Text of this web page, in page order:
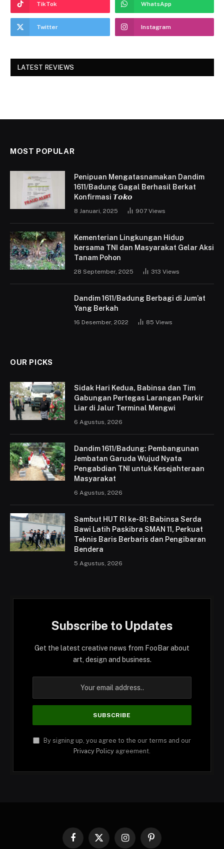
TikTok WhatsApp
Twitter Instagram
LATEST REVIEWS
MOST POPULAR
Penipuan Mengatasnamakan Dandim
1611/Badung Gagal Berhasil Berkat
Konfirmasi 𝙏𝙤𝙠𝙤
8 Januari, 2025 907 Views
Kementerian Lingkungan Hidup
bersama TNI dan Masyarakat Gelar Aksi
Tanam Pohon
28 September, 2025 313 Views
Dandim 1611/Badung Berbagi di Jum’at
Yang Berkah
16 Desember, 2022 85 Views
OUR PICKS
Sidak Hari Kedua, Babinsa dan Tim
Gabungan Pertegas Larangan Parkir
Liar di Jalur Terminal Mengwi
6 Agustus, 2026
Dandim 1611/Badung: Pembangunan
Jembatan Garuda Wujud Nyata
Pengabdian TNI untuk Kesejahteraan
Masyarakat
6 Agustus, 2026
Sambut HUT RI ke-81: Babinsa Serda
Bawi Latih Paskibra SMAN 11, Perkuat
Teknis Baris Berbaris dan Pengibaran
Bendera
5 Agustus, 2026
Subscribe to Updates
Get the latest creative news from FooBar about
art, design and business.
By signing up, you agree to the our terms and our
Privacy Policy agreement.
Facebook
X
InstagramPinterest